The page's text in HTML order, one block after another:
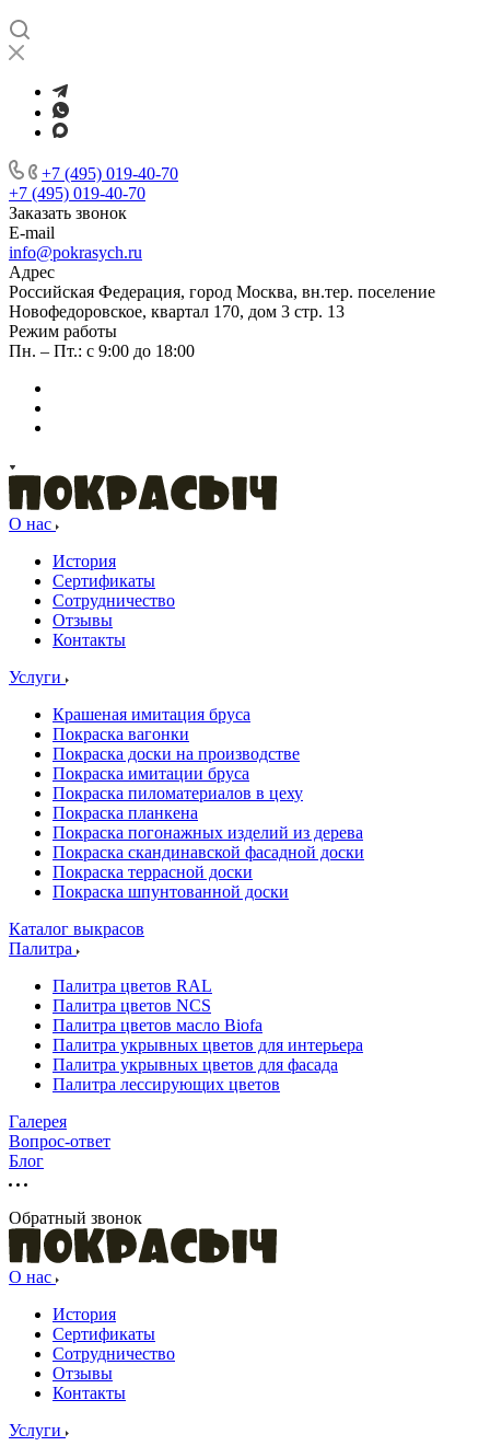
+7 (495) 019-40-70
+7 (495) 019-40-70
Заказать звонок
E-mail
info@pokrasych.ru
Адрес
Российская Федерация, город Москва, вн.тер. поселение
Новофедоровское, квартал 170, дом 3 стр. 13
Режим работы
Пн. – Пт.: с 9:00 до 18:00
О нас
История
Сертификаты
Сотрудничество
Отзывы
Контакты
Услуги
Крашеная имитация бруса
Покраска вагонки
Покраска доски на производстве
Покраска имитации бруса
Покраска пиломатериалов в цеху
Покраска планкена
Покраска погонажных изделий из дерева
Покраска скандинавской фасадной доски
Покраска террасной доски
Покраска шпунтованной доски
Каталог выкрасов
Палитра
Палитра цветов RAL
Палитра цветов NCS
Палитра цветов масло Biofa
Палитра укрывных цветов для интерьера
Палитра укрывных цветов для фасада
Палитра лессирующих цветов
Галерея
Вопрос-ответ
Блог
Обратный звонок
О нас
История
Сертификаты
Сотрудничество
Отзывы
Контакты
Услуги